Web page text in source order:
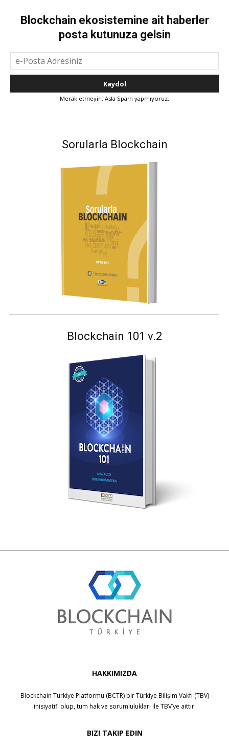
Blockchain ekosistemine ait haberler
posta kutunuza gelsin
Merak etmeyin. Asla Spam yapmıyoruz.
Sorularla Blockchain
Blockchain 101 v.2
HAKKIMIZDA
Blockchain Türkiye Platformu (BCTR) birTürkiye Bilişim Vakfı (TBV)
inisiyatifi olup, tüm hak ve sorumlulukları ile TBV’ye aittir.
BIZI TAKIP EDIN